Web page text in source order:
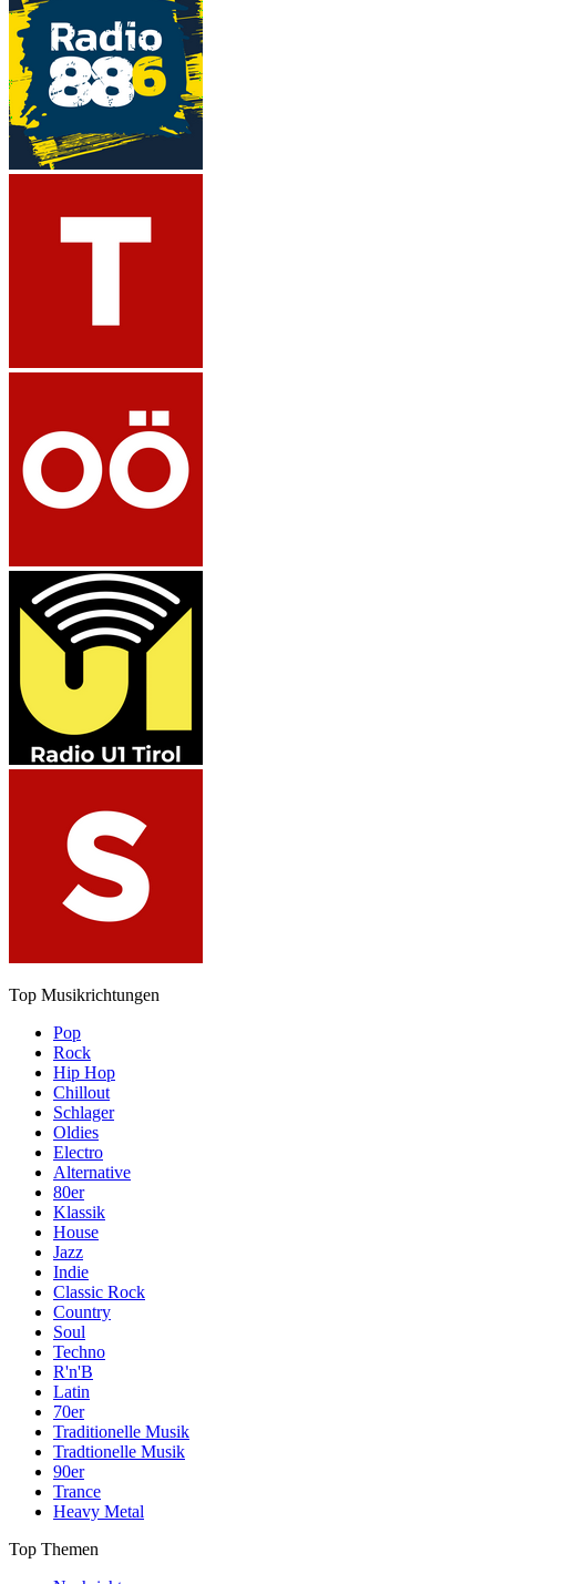
Top Musikrichtungen
Pop
Rock
Hip Hop
Chillout
Schlager
Oldies
Electro
Alternative
80er
Klassik
House
Jazz
Indie
Classic Rock
Country
Soul
Techno
R'n'B
Latin
70er
Traditionelle Musik
Tradtionelle Musik
90er
Trance
Heavy Metal
Top Themen